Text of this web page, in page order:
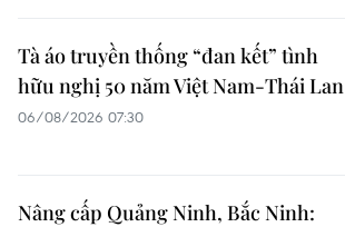
Tà áo truyền thống “đan kết” tình
hữu nghị 50 năm Việt Nam-Thái Lan
06/08/2026 07:30
Nâng cấp Quảng Ninh, Bắc Ninh: